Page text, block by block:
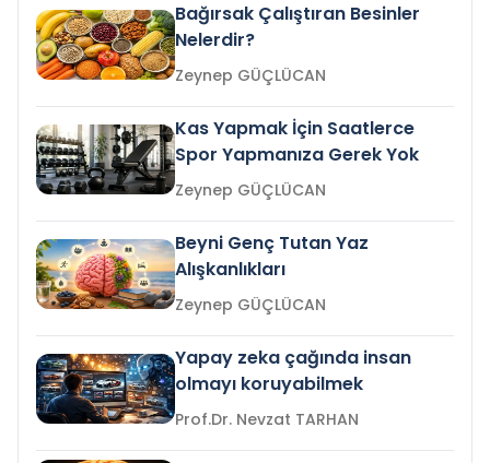
Bağırsak Çalıştıran Besinler
Nelerdir?
Zeynep GÜÇLÜCAN
Kas Yapmak İçin Saatlerce
Spor Yapmanıza Gerek Yok
Zeynep GÜÇLÜCAN
Beyni Genç Tutan Yaz
Alışkanlıkları
Zeynep GÜÇLÜCAN
Yapay zeka çağında insan
olmayı koruyabilmek
Prof.Dr. Nevzat TARHAN